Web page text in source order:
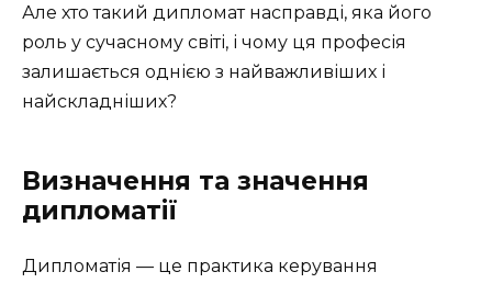
Але хто такий дипломат насправді, яка його
роль у сучасному світі, і чому ця професія
залишається однією з найважливіших і
найскладніших?
Визначення та значення
дипломатії
Дипломатія — це практика керування